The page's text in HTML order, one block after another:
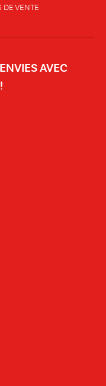
DE VENTE
AVEC